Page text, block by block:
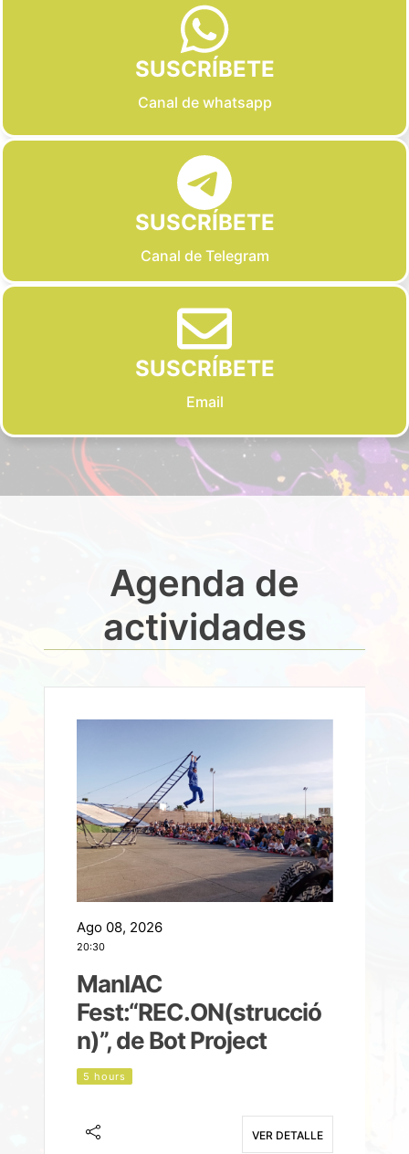
SUSCRÍBETE
Canal de whatsapp
SUSCRÍBETE
Canal de Telegram
SUSCRÍBETE
Email
Agenda de
actividades
Ago 08, 2026
20:30
ManIAC
Fest:“REC.ON(strucció
n)”, de Bot Project
5 hours
VER DETALLE